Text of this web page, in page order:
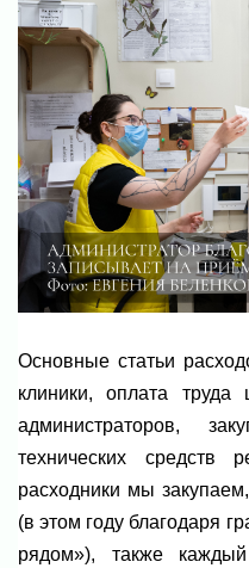
Основные статьи
клиники, оплата труда
администраторов,
технических средств
расходники мы
(в этом году благодаря
рядом»), также